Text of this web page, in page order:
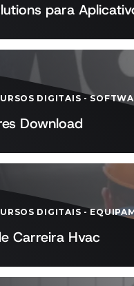
para
DIGITAIS -
Download
DIGITAIS -
Carreira Hvac